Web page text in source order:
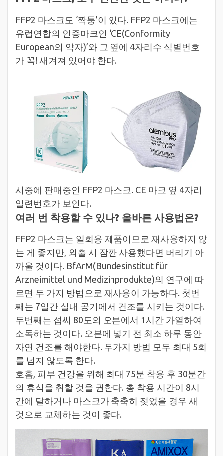
FFP2 마스크도 ‘짝퉁’이 있다. FFP2 마스크에는
유럽연합의 인증마크인 ‘CE(Conformity
European의 약자)’와 그 옆에 4자리수 식별번호
가 꼭! 새겨져 있어야 한다.
시중에 판매중인 FFP2 마스크. CE 마크 옆 4자리
일련번호가 보인다.
여러 번 착용할 수 있나? 올바른 사용법은?
FFP2 마스크는 일회용 제품이므로 재사용하지 않
는 게 좋지만, 외출 시 잠깐 사용했다면 버리기 아
까울 것이다. BfArM(Bundesinstitut für
Arzneimittel und Medizinprodukte)의 연구에 따
르면 두 가지 방법으로 재사용이 가능하다. 첫번
째는 7일간 실내 공기에서 건조를 시키는 것이다.
두번째는 섭씨 80도의 오븐에서 1시간 가열하여
소독하는 것이다. 오븐에 넣기 전 최소 하루 동안
자연 건조를 해야한다. 두가지 방법 모두 최대 5회
를 넘지 않도록 한다.
호흡, 피부 건강을 위해 최대 75분 착용 후 30분간
의 휴식을 취할 것을 권한다. 총 착용 시간이 8시
간에 달하거나 마스크가 축축히 젖었을 경우 새
것으로 교체하는 것이 좋다.